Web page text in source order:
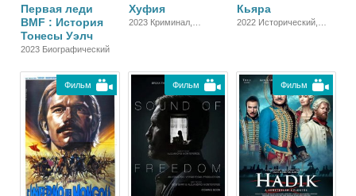
Первая леди
BMF : История
Тонесы Уэлч
2023 Биографический
Хуфия
2023 Криминал,
Кьяра
2022 Исторический,
Фильм Фильм Фильм